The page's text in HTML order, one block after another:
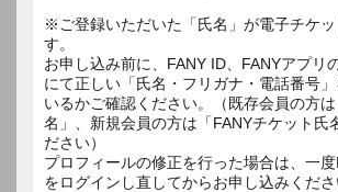
※ご登録いただいた「氏名」が電子チケッ
す。
お申し込み前に、FANY ID、FANYアプリ
にて正しい「氏名・フリガナ・電話番号
いるかご確認ください。（既存会員の方
名」、新規会員の方は「FANYチケット氏
ださい）
プロフィールの修正を行った場合は、一度
をログインし直してからお申し込みくだ